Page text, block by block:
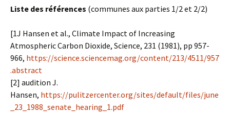
Liste des références (communes aux parties 1/2 et 2/2)
[1J Hansen et al., Climate Impact of Increasing
Atmospheric Carbon Dioxide, Science, 231 (1981), pp 957-
966, https://science.sciencemag.org/content/213/4511/957
.abstract
[2] audition J.
Hansen, https://pulitzercenter.org/sites/default/files/june
_23_1988_senate_hearing_1.pdf